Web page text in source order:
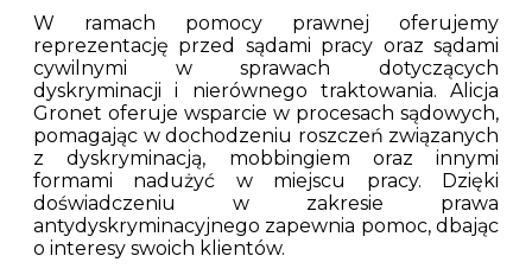
W ramach pomocy prawnej oferujemy
reprezentację przed sądami pracy oraz sądami
cywilnymi w sprawach dotyczących
dyskryminacji i nierównego traktowania. Alicja
Gronet oferuje wsparcie w procesach sądowych,
pomagając w dochodzeniu roszczeń związanych
z dyskryminacją, mobbingiem oraz innymi
formami nadużyć w miejscu pracy. Dzięki
doświadczeniu w zakresie prawa
antydyskryminacyjnego zapewnia pomoc, dbając
o interesy swoich klientów.